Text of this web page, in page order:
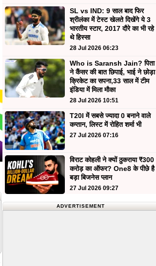
SL vs IND: 9 साल बाद फिर
श्रीलंका में टेस्ट खेलते दिखेंगे ये 3
भारतीय स्टार, 2017 दौरे का भी रहे
थे हिस्सा
28 Jul 2026 06:23
Who is Saransh Jain? पिता
ने कैंसर की बात छिपाई, भाई ने छोड़ा
क्रिकेट का सपना,33 साल में टीम
इंडिया में मिला मौका
28 Jul 2026 10:51
T20I में सबसे ज्यादा 0 बनाने वाले
कप्तान, लिस्ट में रोहित शर्मा भी
27 Jul 2026 07:16
विराट कोहली ने क्यों ठुकराया ₹300
करोड़ का ऑफर? One8 के पीछे है
बड़ा बिजनेस प्लान
27 Jul 2026 09:27
ADVERTISEMENT